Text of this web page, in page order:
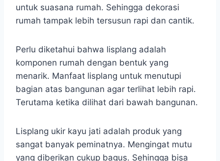
untuk suasana rumah. Sehingga dekorasi
rumah tampak lebih tersusun rapi dan cantik.
Perlu diketahui bahwa lisplang adalah
komponen rumah dengan bentuk yang
menarik. Manfaat lisplang untuk menutupi
bagian atas bangunan agar terlihat lebih rapi.
Terutama ketika dilihat dari bawah bangunan.
Lisplang ukir kayu jati adalah produk yang
sangat banyak peminatnya. Mengingat mutu
yang diberikan cukup bagus. Sehingga bisa